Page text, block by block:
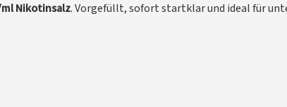
Nikotinsalz. Vorgefüllt, sofort startklar und ideal für